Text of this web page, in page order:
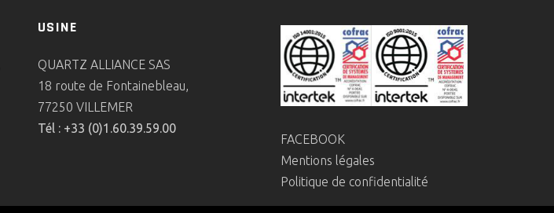
USINE
QUARTZ ALLIANCE SAS
18 route de Fontainebleau,
77250 VILLEMER
Tél : +33 (0)1.60.39.59.00
FACEBOOK
Mentions légales
Politique de confidentialité